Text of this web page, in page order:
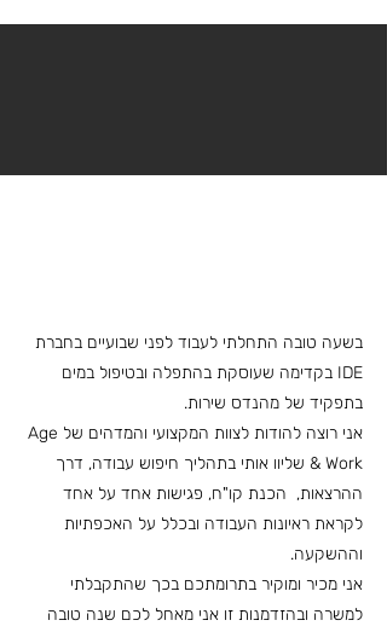
בשעה טובה התחלתי לעבוד לפני שבועיים בחברת
IDE בקדימה שעוסקת בהתפלה ובטיפול במים
בתפקיד של מהנדס שירות.
אני רוצה להודות לצוות המקצועי והמדהים של Age
& Work שליוו אותי בתהליך חיפוש עבודה, דרך
ההרצאות, הכנת קו"ח, פגישות אחד על אחד
לקראת ראיונות העבודה ובכלל על האכפתיות
וההשקעה.
אני מכיר ומוקיר בתרומתכם בכך שהתקבלתי
למשרה ובהזדמנות זו אני מאחל לכם שנה טובה